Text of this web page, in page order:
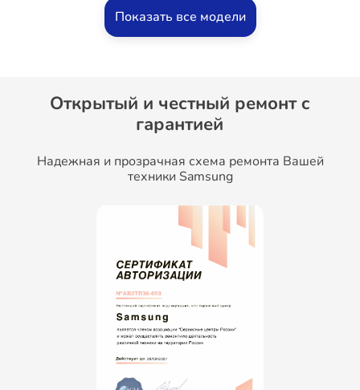
Показать все модели
Открытый и честный ремонт c
гарантией
Надежная и прозрачная схема ремонта Вашей
техники Samsung